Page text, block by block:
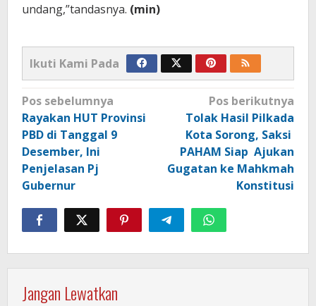
undang,”tandasnya. (min)
Ikuti Kami Pada
Navigasi
pos
Pos sebelumnya
Rayakan HUT Provinsi
PBD di Tanggal 9
Desember, Ini
Penjelasan Pj
Gubernur
Pos berikutnya
Tolak Hasil Pilkada
Kota Sorong, Saksi
PAHAM Siap Ajukan
Gugatan ke Mahkmah
Konstitusi
Jangan Lewatkan